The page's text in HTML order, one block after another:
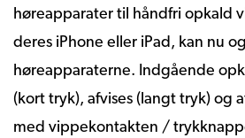
høreapparater til håndfri opkald
deres iPhone eller iPad, kan nu
høreapparaterne. Indgående
(kort tryk), afvises (langt tryk) og
med vippekontakten /